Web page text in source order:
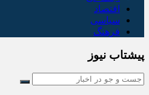
اقتصاد
سیاسی
فرهنگ
پیشتاب نیوز